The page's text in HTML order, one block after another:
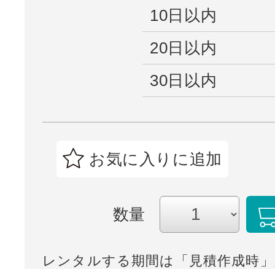
10日以内
20日以内
30日以内
お気に入りに追加
数量
レンタルする期間は「見積作成時